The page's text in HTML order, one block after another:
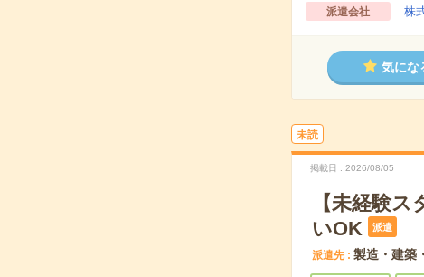
派遣会社 株
気にな
未読
掲載日 2026/08/05
【未経験
いOK
派遣
派遣先 製造・建築